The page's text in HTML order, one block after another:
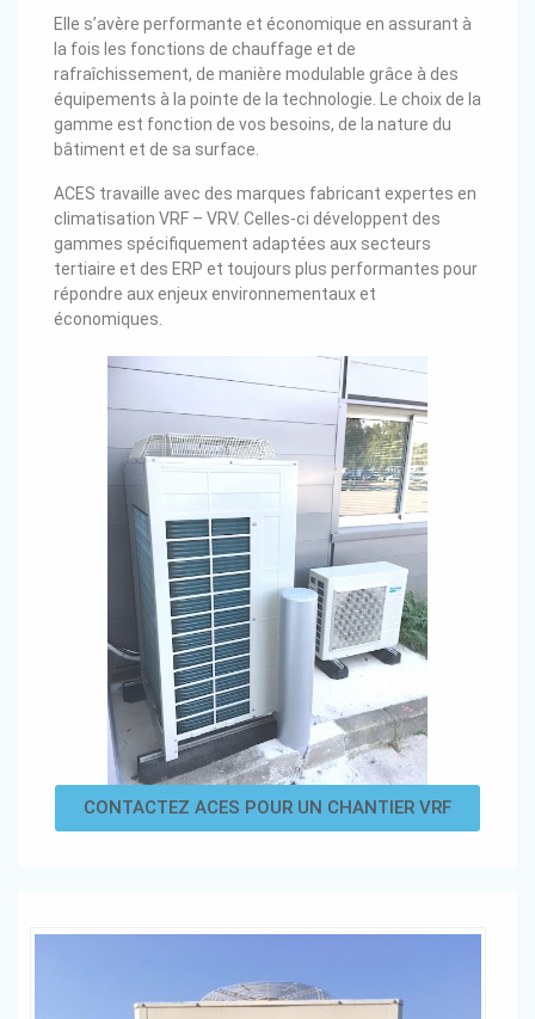
Elle s’avère performante et économique en assurant à
la fois les fonctions de chauffage et de
rafraîchissement, de manière modulable grâce à des
équipements à la pointe de la technologie. Le choix de la
gamme est fonction de vos besoins, de la nature du
bâtiment et de sa surface.
ACES travaille avec des marques fabricant expertes en
climatisation VRF – VRV. Celles-ci développent des
gammes spécifiquement adaptées aux secteurs
tertiaire et des ERP et toujours plus performantes pour
répondre aux enjeux environnementaux et
économiques.
CONTACTEZ ACES POUR UN CHANTIER VRF